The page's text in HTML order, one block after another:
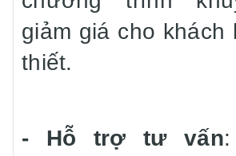
giảm giá cho khách
thiết.
- Hỗ trợ tư vấn